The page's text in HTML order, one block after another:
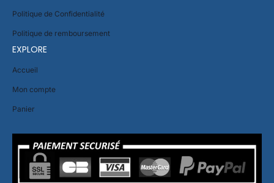
Politique de Confidentialité
Politique de remboursement
EXPLORE
Accueil
Mon compte
Panier